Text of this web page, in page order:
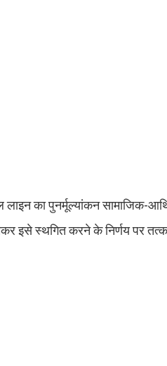
का पुनर्मूल्यांकन सामाजिक-
इसे स्थगित करने के निर्णय पर